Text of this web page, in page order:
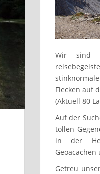
Wir sind
Flecken auf
(Aktuell 80
Auf der
tollen
in der
Geoacachen
Getreu